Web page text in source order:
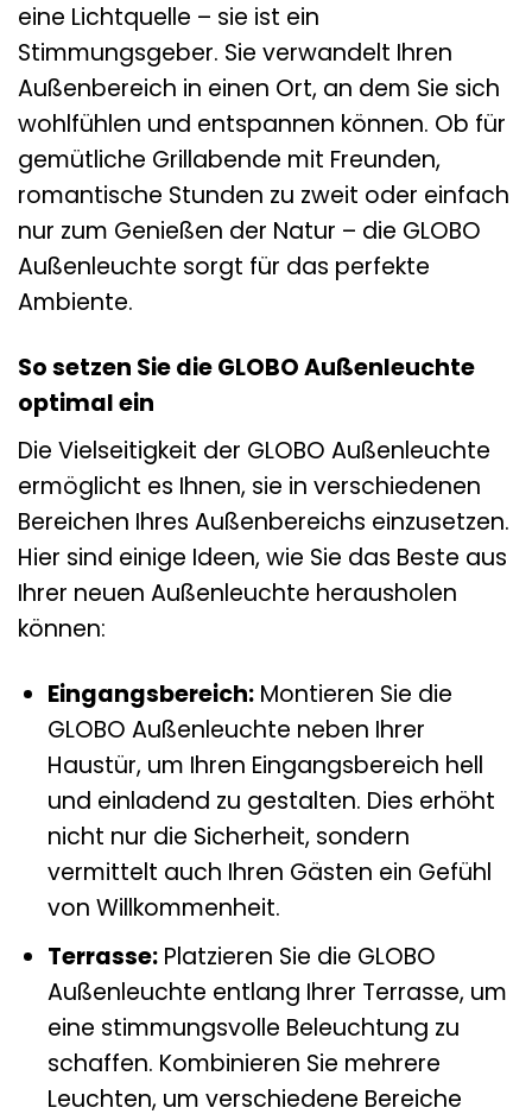
eine Lichtquelle – sie ist ein
Stimmungsgeber. Sie verwandelt Ihren
Außenbereich in einen Ort, an dem Sie sich
wohlfühlen und entspannen können. Ob für
gemütliche Grillabende mit Freunden,
romantische Stunden zu zweit oder einfach
nur zum Genießen der Natur – die GLOBO
Außenleuchte sorgt für das perfekte
Ambiente.
So setzen Sie die GLOBO Außenleuchte
optimal ein
Die Vielseitigkeit der GLOBO Außenleuchte
ermöglicht es Ihnen, sie in verschiedenen
Bereichen Ihres Außenbereichs einzusetzen.
Hier sind einige Ideen, wie Sie das Beste aus
Ihrer neuen Außenleuchte herausholen
können:
Eingangsbereich:Montieren Sie die
GLOBO Außenleuchte neben Ihrer
Haustür, um Ihren Eingangsbereich hell
und einladend zu gestalten. Dies erhöht
nicht nur die Sicherheit, sondern
vermittelt auch Ihren Gästen ein Gefühl
von Willkommenheit.
Terrasse:Platzieren Sie die GLOBO
Außenleuchte entlang Ihrer Terrasse, um
eine stimmungsvolle Beleuchtung zu
schaffen. Kombinieren Sie mehrere
Leuchten, um verschiedene Bereiche